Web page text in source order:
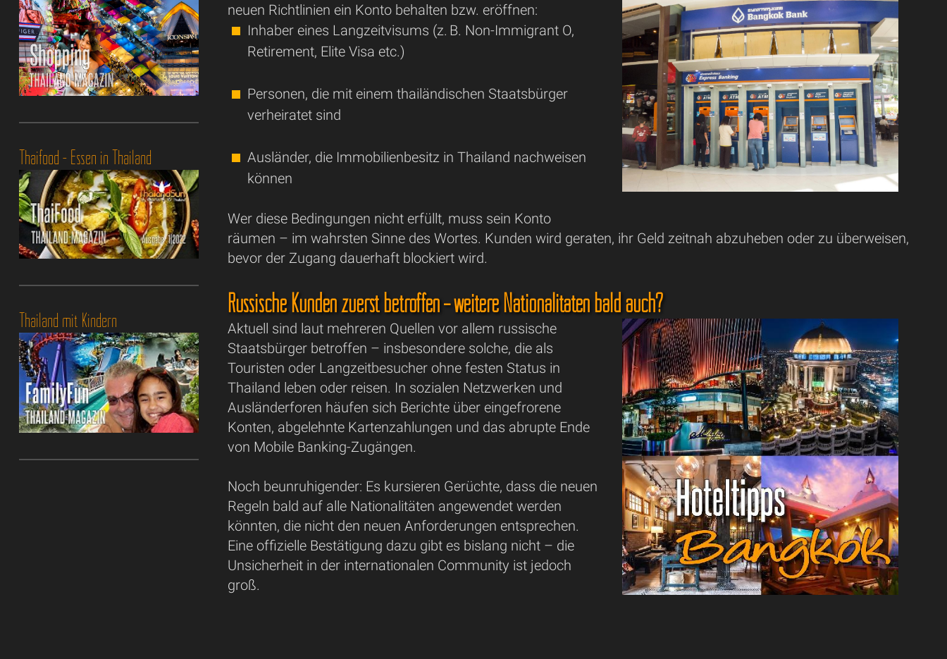
neuen Richtlinien ein Konto behalten bzw. eröffnen:
Inhaber eines Langzeitvisums (z. B. Non-Immigrant O,
Retirement, Elite Visa etc.)
Personen, die mit einem thailändischen Staatsbürger
verheiratet sind
Ausländer, die Immobilienbesitz in Thailand nachweisen
können
Wer diese Bedingungen nicht erfüllt, muss sein Konto
räumen – im wahrsten Sinne des Wortes. Kunden wird geraten, ihr Geld zeitnah abzuheben oder zu überweisen,
bevor der Zugang dauerhaft blockiert wird.
Russische Kunden zuerst betroffen – weitere Nationalitäten bald auch?
Aktuell sind laut mehreren Quellen vor allem russische
Staatsbürger betroffen – insbesondere solche, die als
Touristen oder Langzeitbesucher ohne festen Status in
Thailand leben oder reisen. In sozialen Netzwerken und
Ausländerforen häufen sich Berichte über eingefrorene
Konten, abgelehnte Kartenzahlungen und das abrupte Ende
von Mobile Banking-Zugängen.
Noch beunruhigender: Es kursieren Gerüchte, dass die neuen
Regeln bald auf alle Nationalitäten angewendet werden
könnten, die nicht den neuen Anforderungen entsprechen.
Eine offizielle Bestätigung dazu gibt es bislang nicht – die
Unsicherheit in der internationalen Community ist jedoch
groß.
Thaifood - Essen in Thailand
Thailand mit Kindern